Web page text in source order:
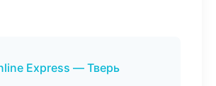
Express — Тверь